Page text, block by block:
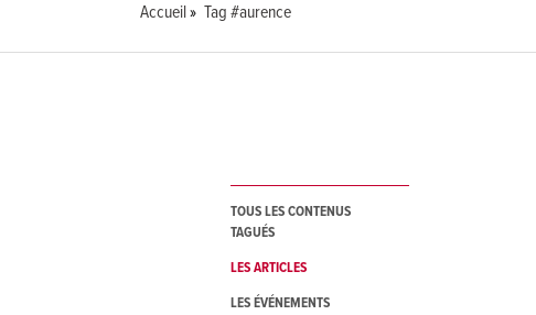
Accueil Tag #aurence
TOUS LES CONTENUS
TAGUÉS
LES ARTICLES
LES ÉVÉNEMENTS